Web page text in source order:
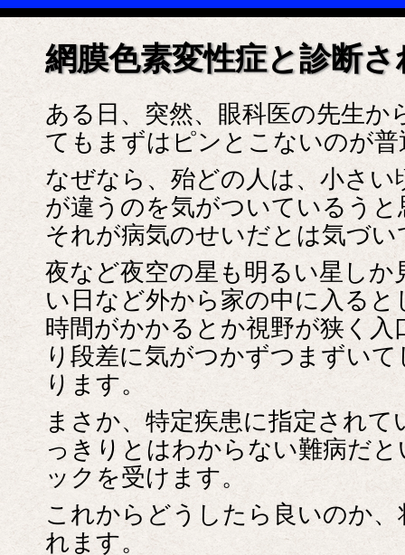
網膜色素変性症と診断
ある日、突然、眼科医の先生か
てもまずはピンとこないのが普
なぜなら、殆どの人は、小さ
が違うのを気がついているう
それが病気のせいだとは気づ
夜など夜空の星も明るい星し
い日など外から家の中に入る
時間がかかるとか視野が狭く
り段差に気がつかずつまずい
ります。
まさか、特定疾患に指定され
っきりとはわからない難病だ
ックを受けます。
これからどうしたら良いのか
れます。